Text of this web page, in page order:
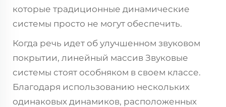
которые традиционные динамические
системы просто не могут обеспечить.
Когда речь идет об улучшенном звуковом
покрытии, линейный массив Звуковые
системы стоят особняком в своем классе.
Благодаря использованию нескольких
одинаковых динамиков, расположенных